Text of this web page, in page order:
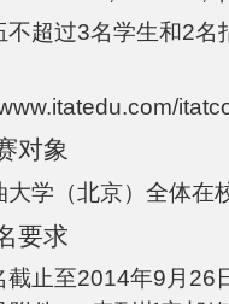
不超过3名学生和2名
对象
大学（北京）全体在
要求
截止至2014年9月26